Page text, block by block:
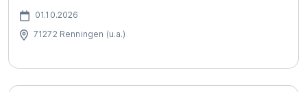
01.10.2026
71272 Renningen (u.a.)